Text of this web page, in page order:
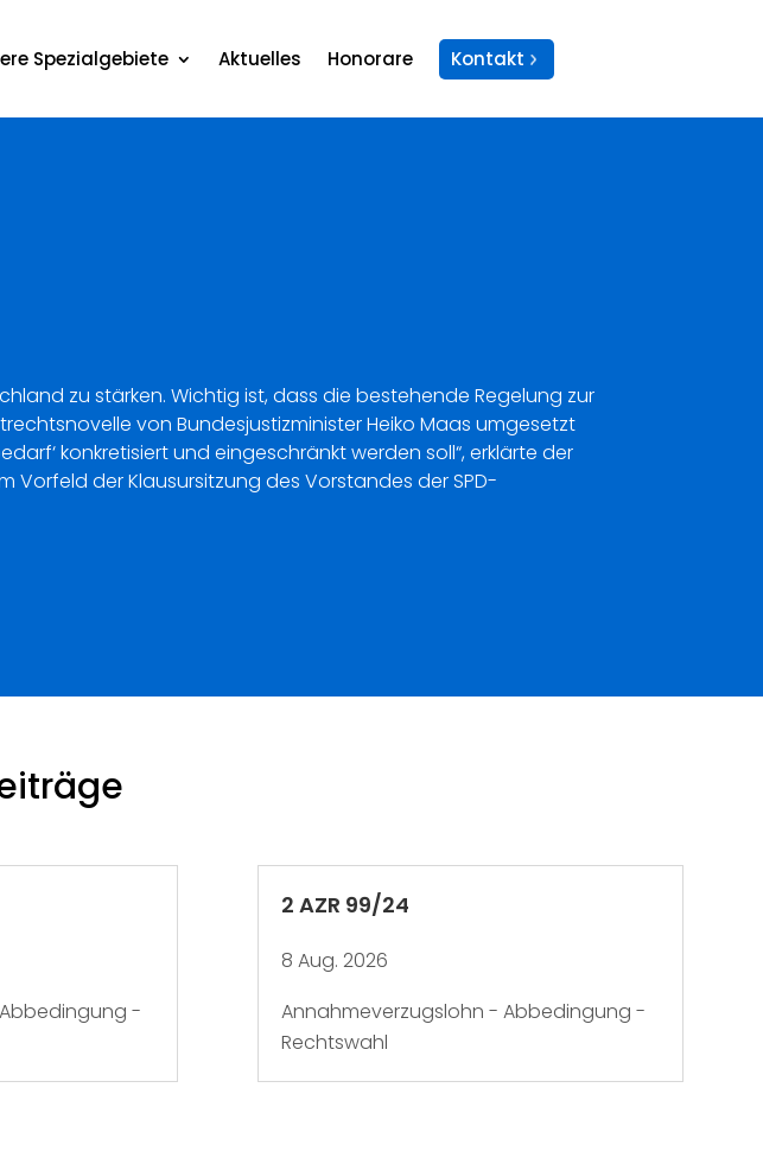
Spezialgebiete Aktuelles Honorare Kontakt
zu stärken. Wichtig ist, dass die bestehende Regelung zur
von Bundesjustizminister Heiko Maas umgesetzt
konkretisiert und eingeschränkt werden soll“, erklärte der
Vorfeld der Klausursitzung des Vorstandes der SPD-
-
2 AZR 99/24
8 Aug. 2026
Annahmeverzugslohn - Abbedingung -
Rechtswahl